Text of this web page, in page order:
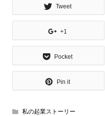
Tweet
+1
Pocket
Pin it
私の起業ストーリー